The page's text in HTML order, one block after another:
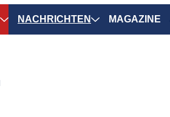
NACHRICHTEN MAGAZINE